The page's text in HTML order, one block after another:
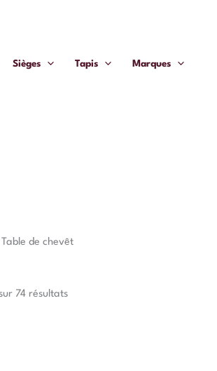
Sièges Tapis Marques
de chevêt
74 résultats